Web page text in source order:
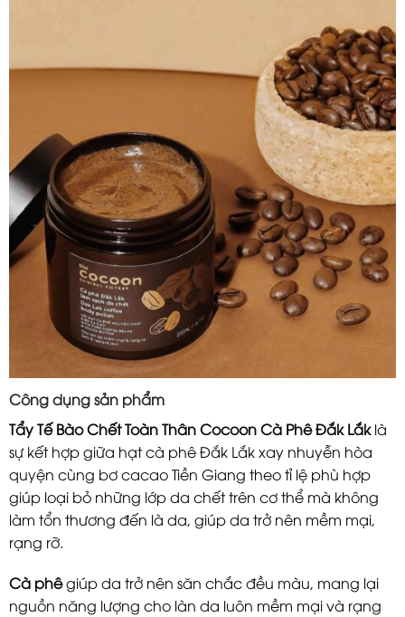
Công dụng sản phẩm
Tẩy Tế Bào Chết Toàn Thân Cocoon Cà Phê Đắk Lắklà
sự kết hợp giữa hạt cà phê Đắk Lắk xay nhuyễn hòa
quyện cùng bơ cacao Tiền Giang theo tỉ lệ phù hợp
giúp loại bỏ những lớp da chết trên cơ thể mà không
làm tổn thương đến là da, giúp da trở nên mềm mại,
rạng rỡ.
Cà phêgiúp da trở nên săn chắc đều màu, mang lại
nguồn năng lượng cho làn da luôn mềm mại và rạng